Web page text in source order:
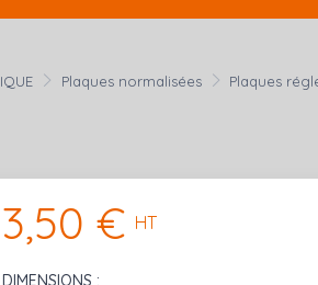
Plaques normalisées Plaques
3,50 € HT
DIMENSIONS :